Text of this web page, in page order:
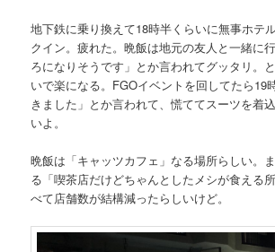
地下鉄に乗り換えて18時半くらいに無事ホテ
クイン。疲れた。晩飯は地元の友人と一緒に
ろになりそうです」とか言われてグッタリ。
いで楽になる。FGOイベントを回してたら19
きました」とか言われて、慌ててスーツを着
いよ。
晩飯は「キャッツカフェ」なる場所らしい。
る「喫茶店だけどちゃんとしたメシが食える
べて店舗数が結構減ったらしいけど。